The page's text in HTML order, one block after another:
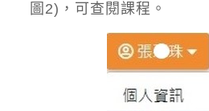
圖2)，可查閱課程。